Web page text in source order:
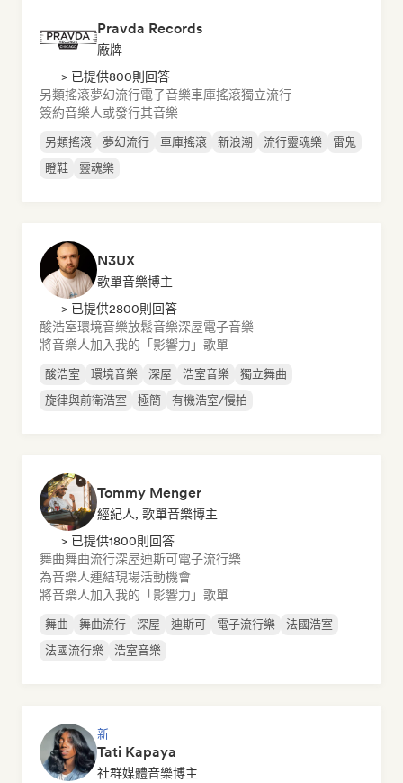
Pravda Records
廠牌
> 已提供800則回答
另類搖滾夢幻流行電子音樂車庫搖滾獨立流行
簽約音樂人或發行其音樂
另類搖滾 夢幻流行 車庫搖滾 新浪潮 流行靈魂樂
雷鬼
瞪鞋
靈魂樂
N3UX
歌單音樂博主
> 已提供2800則回答
酸浩室環境音樂放鬆音樂深屋電子音樂
將音樂人加入我的「影響力」歌單
酸浩室 環境音樂 深屋 浩室音樂
獨立舞曲
旋律與前衛浩室
極簡 有機浩室/慢拍
Tommy Menger
經紀人, 歌單音樂博主
> 已提供1800則回答
舞曲舞曲流行深屋迪斯可電子流行樂
為音樂人連結現場活動機會
將音樂人加入我的「影響力」歌單
舞曲 舞曲流行 深屋 迪斯可 電子流行樂
法國浩室
法國流行樂
浩室音樂
新
Tati Kapaya
社群媒體音樂博主